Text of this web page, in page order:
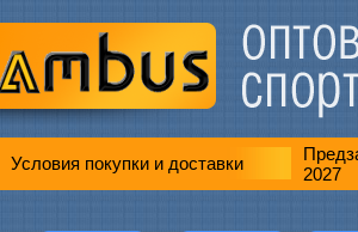
Условия покупки и доставки
2027